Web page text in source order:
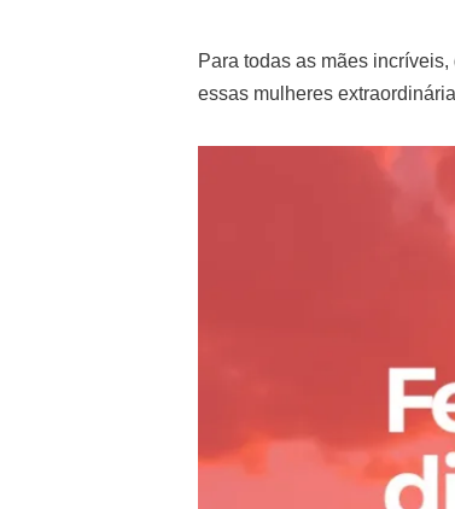
Para todas as mães
essas mulheres